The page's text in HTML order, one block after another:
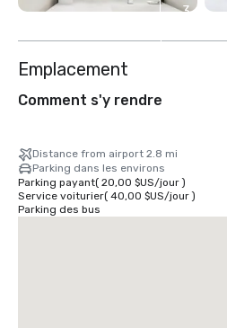
3
Emplacement
Comment s'y rendre
Distance from airport 2.8 mi
Parking dans les environs
Parking payant( 20,00 $US/jour)
Service voiturier( 40,00 $US/jour)
Parking des bus